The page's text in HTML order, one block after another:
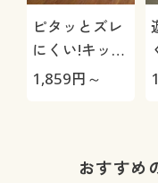
ピタッとズレ
にくい!キッチ
ンマット(ニッ
1,859円～
おすすめ